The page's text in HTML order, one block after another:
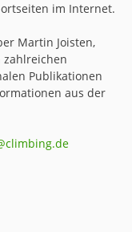
im Internet.
Martin Joisten,
zahlreichen
Publikationen
aus der